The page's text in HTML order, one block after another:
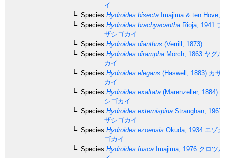
イ
Species Hydroides bisecta Imajima & ten Hove,
Species Hydroides brachyacantha Rioja, 1941
ザシゴカイ
Species Hydroides dianthus (Verrill, 1873)
Species Hydroides dirampha Mörch, 1863 ヤグ
カイ
Species Hydroides elegans (Haswell, 1883) カサ
カイ
Species Hydroides exaltata (Marenzeller, 1884)
シゴカイ
Species Hydroides externispina Straughan, 1967
ザシゴカイ
Species Hydroides ezoensis Okuda, 1934 エゾ
ゴカイ
Species Hydroides fusca Imajima, 1976 クロツ